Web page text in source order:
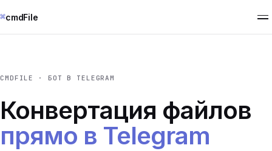
⌘cmdFile
CMDFILE · БОТ В TELEGRAM
Конвертация файлов
прямо в Telegram